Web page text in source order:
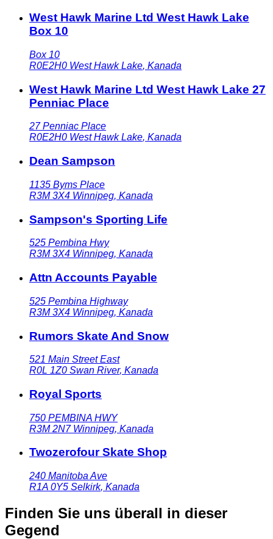
West Hawk Marine Ltd West Hawk Lake
Box 10
Box 10
R0E2H0 West Hawk Lake, Kanada
West Hawk Marine Ltd West Hawk Lake 27
Penniac Place
27 Penniac Place
R0E2H0 West Hawk Lake, Kanada
Dean Sampson
1135 Byms Place
R3M 3X4 Winnipeg, Kanada
Sampson's Sporting Life
525 Pembina Hwy
R3M 3X4 Winnipeg, Kanada
Attn Accounts Payable
525 Pembina Highway
R3M 3X4 Winnipeg, Kanada
Rumors Skate And Snow
521 Main Street East
R0L 1Z0 Swan River, Kanada
Royal Sports
750 PEMBINA HWY
R3M 2N7 Winnipeg, Kanada
Twozerofour Skate Shop
240 Manitoba Ave
R1A 0Y5 Selkirk, Kanada
Finden Sie uns überall in dieser
Gegend